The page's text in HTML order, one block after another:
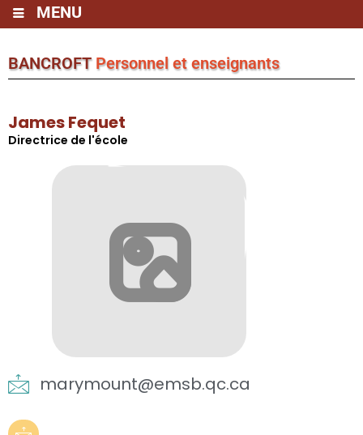
MENU
BANCROFT Personnel et enseignants
James Fequet
Directrice de l'école
marymount@emsb.qc.ca